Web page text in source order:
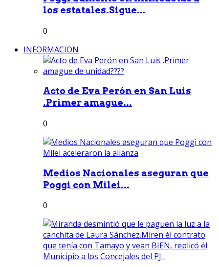
los estatales.Sigue...
0
INFORMACION
Acto de Eva Perón en San Luis
.Primer amague...
0
Medios Nacionales aseguran que
Poggi con Milei...
0